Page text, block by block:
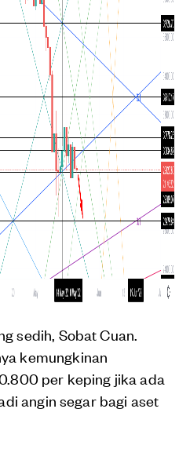
sedih, Sobat Cuan.
kemungkinan
per keping jika ada
angin segar bagi aset